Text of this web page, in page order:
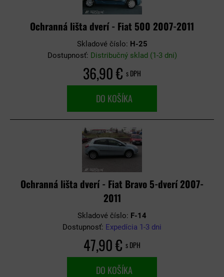
Ochranná lišta dverí - Fiat 500 2007-2011
Skladové číslo: H-25
Dostupnosť: Distribučný sklad (1-3 dni)
36,90 € s DPH
DO KOŠÍKA
Ochranná lišta dverí - Fiat Bravo 5-dverí 2007-
2011
Skladové číslo: F-14
Dostupnosť: Expedícia 1-3 dni
47,90 € s DPH
DO KOŠÍKA